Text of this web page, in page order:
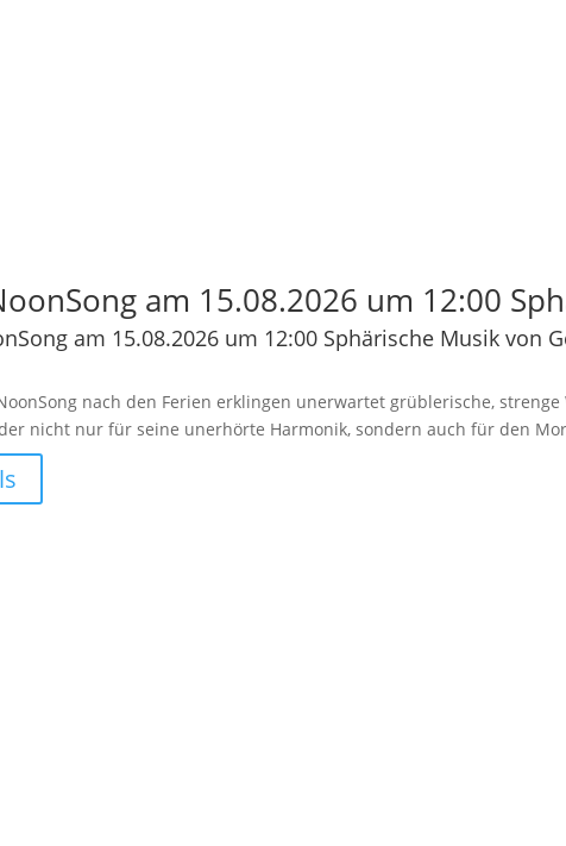
am 15.08.2026 um 12:00
am 15.08.2026 um 12:00 Sphärische Musik von
nach den Ferien erklingen unerwartet grüblerische,
nicht nur für seine unerhörte Harmonik, sondern auch für den